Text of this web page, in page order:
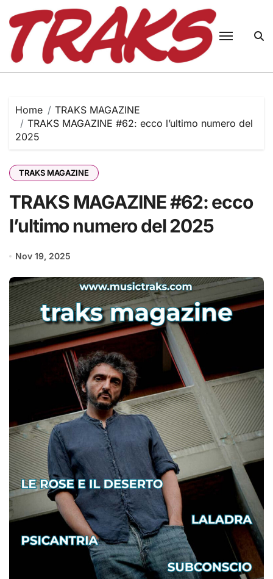
content
Home
TRAKS MAGAZINE
TRAKS MAGAZINE #62: ecco l’ultimo numero del
2025
TRAKS MAGAZINE
TRAKS MAGAZINE #62: ecco
l’ultimo numero del 2025
Nov 19, 2025